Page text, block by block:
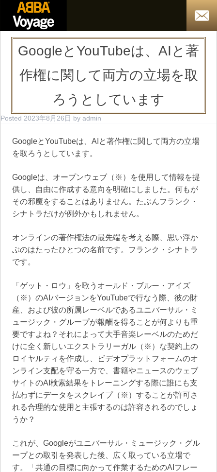
GoogleとYouTubeは、AIと著
作権に関して両方の立場を取
ろうとしています
Posted 2023年8月26日 by admin
GoogleとYouTubeは、AIと著作権に関して両方の立場
を取ろうとしています。
Googleは、オープンウェブ（※）を使用して情報を提
供し、自由に作成する意向を明確にしました。何もが
その邪魔をすることはありません。たぶんフランク・
シナトラだけが例外かもしれません。
オンラインの著作権法の最先端を考える際、思い浮か
ぶのはたったひとつの名前です。フランク・シナトラ
です。
「ゲット・ロウ」を歌うオールド・ブルー・アイズ
（※）のAIバージョンをYouTubeで行なう際、彼の財
産、および彼の所属レーベルであるユニバーサル・ミ
ュージック・グループが報酬を得ることが何よりも重
要ですよね？それによって大手音楽レーベルのためだ
けに全く新しいエクストラリーガル（※）な契約上の
ロイヤルティを作成し、ビデオプラットフォームのオ
ンライン支配を守る一方で、書籍やニュースのウェブ
サイトのAI検索結果をトレーニングする際に誰にも支
払わずにデータをスクレイプ（※）することが許可さ
れる合理的な使用と主張するのは許容されるのでしょ
うか？
これが、Googleがユニバーサル・ミュージック・グル
ープとの取引を発表した後、広く取っている立場で
す。「共通の目標に向かって作業するためのAIフレー